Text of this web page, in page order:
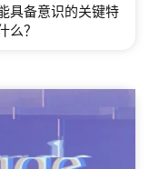
具备意识的关键特
？